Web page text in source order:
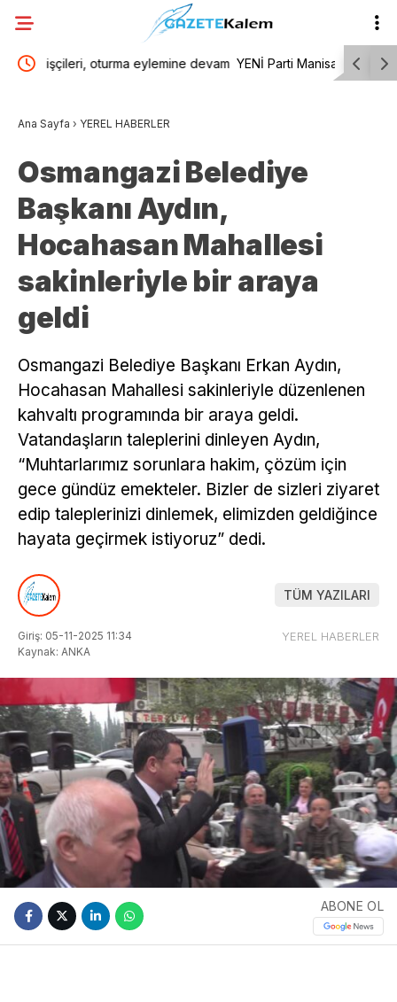
YENİ Parti Manisa İl Başkanı İlksen Özalper “Maviye
Ana Sayfa › YEREL HABERLER
Osmangazi Belediye
Başkanı Aydın,
Hocahasan Mahallesi
sakinleriyle bir araya
geldi
Osmangazi Belediye Başkanı Erkan Aydın,
Hocahasan Mahallesi sakinleriyle düzenlenen
kahvaltı programında bir araya geldi.
Vatandaşların taleplerini dinleyen Aydın,
“Muhtarlarımız sorunlara hakim, çözüm için
gece gündüz emekteler. Bizler de sizleri ziyaret
edip taleplerinizi dinlemek, elimizden geldiğince
hayata geçirmek istiyoruz” dedi.
TÜM YAZILARI
Giriş: 05-11-2025 11:34
Kaynak: ANKA
YEREL HABERLER
ABONE OL